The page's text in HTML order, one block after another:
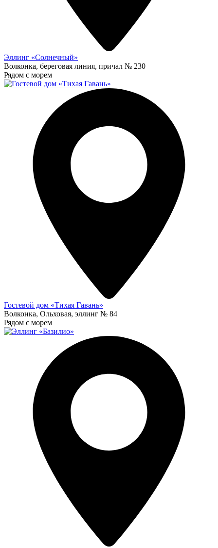
Эллинг «Солнечный»
Волконка, береговая линия, причал № 230
Рядом с морем
Гостевой дом «Тихая Гавань»
Волконка, Ольховая, эллинг № 84
Рядом с морем